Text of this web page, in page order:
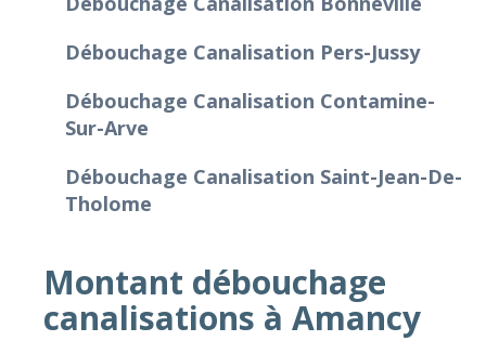
Débouchage Canalisation Pers-Jussy
Débouchage Canalisation Contamine-
Sur-Arve
Débouchage Canalisation Saint-Jean-De-
Tholome
Montant débouchage
canalisations à Amancy